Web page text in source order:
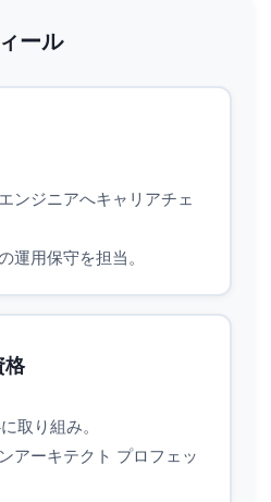
ール
ンジニアへキャリアチェ
運用保守を担当。
格
取り組み。
アーキテクト プロフェッ